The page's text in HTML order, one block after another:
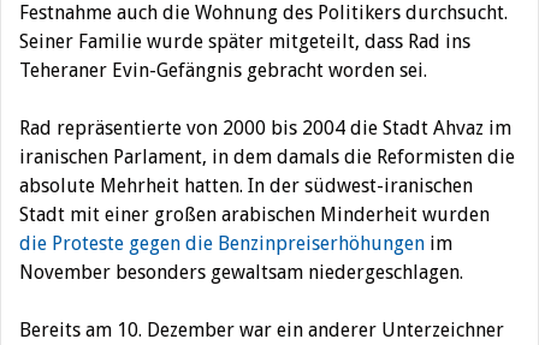
Festnahme auch die Wohnung des Politikers durchsucht.
Seiner Familie wurde später mitgeteilt, dass Rad ins
Teheraner Evin-Gefängnis gebracht worden sei.
Rad repräsentierte von 2000 bis 2004 die Stadt Ahvaz im
iranischen Parlament, in dem damals die Reformisten die
absolute Mehrheit hatten. In der südwest-iranischen
Stadt mit einer großen arabischen Minderheit wurden
die Proteste gegen die Benzinpreiserhöhungen im
November besonders gewaltsam niedergeschlagen.
Bereits am 10. Dezember war ein anderer Unterzeichner